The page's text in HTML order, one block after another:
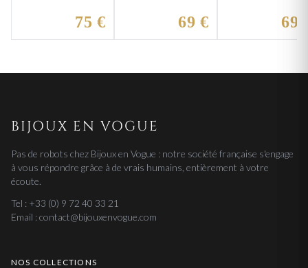
75 €
gourmette69 € 69
BIJOUX EN VOGUE
Pas de robots chez Bijoux en Vogue : notre société française s'engage
à vous répondre grâce à de vrais humains, entièrement à votre
écoute.
Tel : +33 (0) 9 72 40 33 21
Email : contact@bijouxenvogue.com
NOS COLLECTIONS